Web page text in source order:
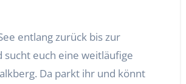
entlang zurück bis zur
sucht euch eine weitläufige
Da parkt ihr und könnt